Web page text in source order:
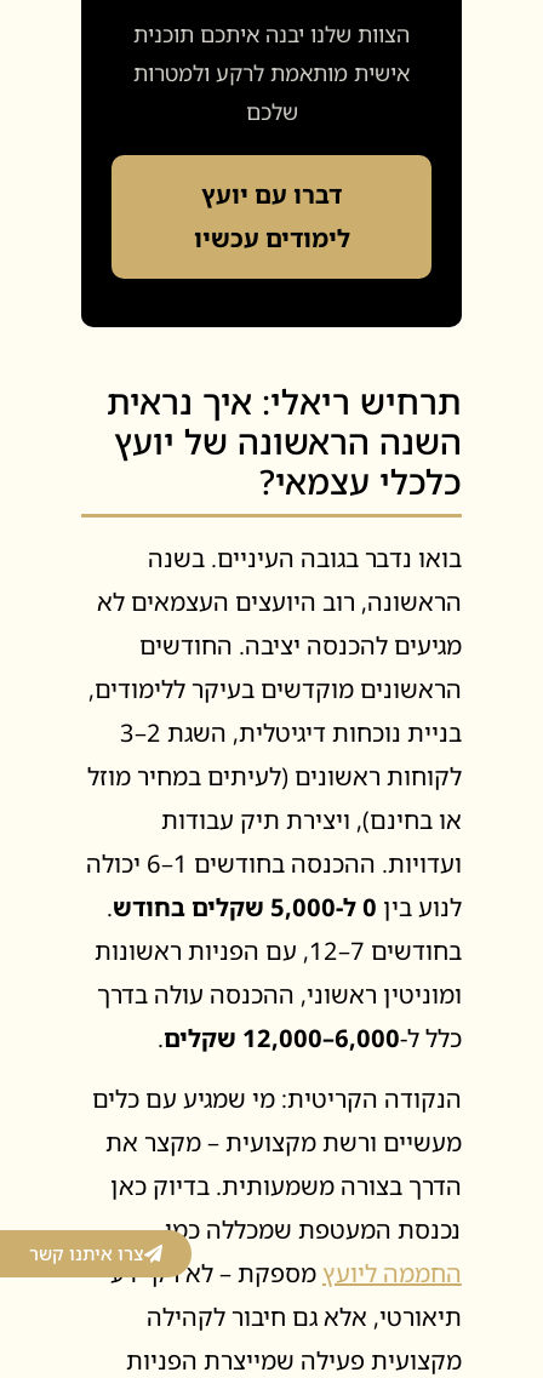
הצוות שלנו יבנה איתכם תוכנית
אישית מותאמת לרקע ולמטרות
שלכם
דברו עם יועץ
לימודים עכשיו
תרחיש ריאלי: איך נראית
השנה הראשונה של יועץ
כלכלי עצמאי?
בואו נדבר בגובה העיניים. בשנה
הראשונה, רוב היועצים העצמאים לא
מגיעים להכנסה יציבה. החודשים
הראשונים מוקדשים בעיקר ללימודים,
בניית נוכחות דיגיטלית, השגת 2–3
לקוחות ראשונים (לעיתים במחיר מוזל
או בחינם), ויצירת תיק עבודות
ועדויות. ההכנסה בחודשים 1–6 יכולה
לנוע בין 0 ל-5,000 שקלים בחודש
.
בחודשים 7–12, עם הפניות ראשונות
ומוניטין ראשוני, ההכנסה עולה בדרך
כלל ל-6,000–12,000 שקלים
.
הנקודה הקריטית: מי שמגיע עם כלים
מעשיים ורשת מקצועית – מקצר את
הדרך בצורה משמעותית. בדיוק כאן
נכנסת המעטפת שמכללה כמו
החממה ליועץמספקת – לא רק ידע
תיאורטי, אלא גם חיבור לקהילה
מקצועית פעילה שמייצרת הפניות
צרו איתנו קשר